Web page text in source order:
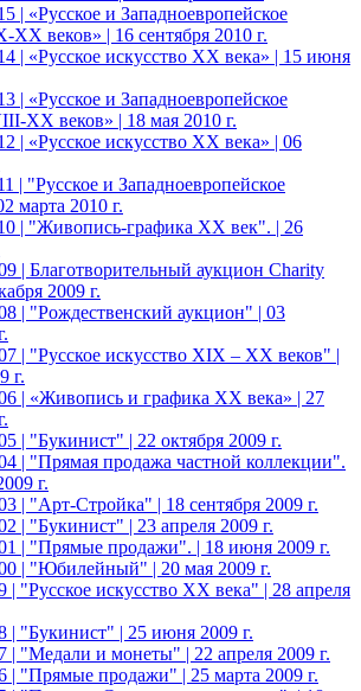
| «Русское и Западноевропейское
ХХ веков» | 16 сентября 2010 г.
| «Русское искусство ХХ века» | 15 июня
| «Русское и Западноевропейское
ХХ веков» | 18 мая 2010 г.
| «Русское искусство ХХ века» | 06
| "Русское и Западноевропейское
марта 2010 г.
| "Живопись-графика ХХ век". | 26
| Благотворительный аукцион Charity
2009 г.
| "Рождественский аукцион" | 03
| "Русское искусство XIX – ХХ веков" |
г.
| «Живопись и графика ХХ века» | 27
| "Букинист" | 22 октября 2009 г.
| "Прямая продажа частной коллекции".
г.
| "Арт-Стройка" | 18 сентября 2009 г.
| "Букинист" | 23 апреля 2009 г.
| "Прямые продажи". | 18 июня 2009 г.
| "Юбилейный" | 20 мая 2009 г.
"Русское искусство XX века" | 28 апреля
"Букинист" | 25 июня 2009 г.
"Медали и монеты" | 22 апреля 2009 г.
"Прямые продажи" | 25 марта 2009 г.